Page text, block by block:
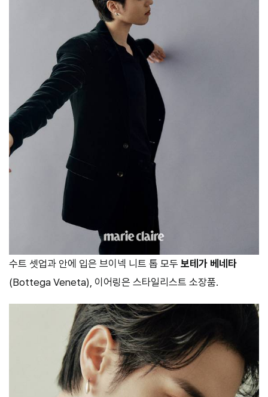
수트 셋업과 안에 입은 브이넥 니트 톱 모두 보테가 베네타
(Bottega Veneta), 이어링은 스타일리스트 소장품.